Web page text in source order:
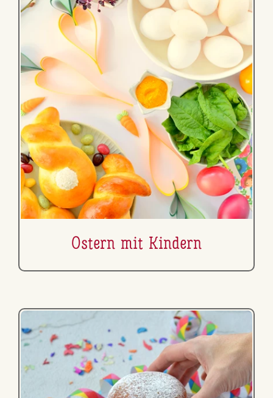
Ostern mit Kindern